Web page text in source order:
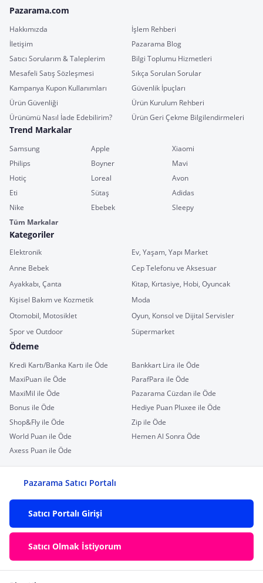
Pazarama.com
Hakkımızda
İşlem Rehberi
İletişim
Pazarama Blog
Satıcı Sorularım & Taleplerim
Bilgi Toplumu Hizmetleri
Mesafeli Satış Sözleşmesi
Sıkça Sorulan Sorular
Kampanya Kupon Kullanımları
Güvenlik İpuçları
Ürün Güvenliği
Ürün Kurulum Rehberi
Ürünümü Nasıl İade Edebilirim?
Ürün Geri Çekme Bilgilendirmeleri
Trend Markalar
Samsung Apple
Xiaomi
Philips
Boyner
Mavi
Hotiç
Loreal
Avon
Eti
Sütaş
Adidas
Nike
Ebebek
Sleepy
Tüm Markalar
Kategoriler
Elektronik
Ev, Yaşam, Yapı Market
Anne Bebek
Cep Telefonu ve Aksesuar
Ayakkabı, Çanta
Kitap, Kırtasiye, Hobi, Oyuncak
Kişisel Bakım ve Kozmetik
Moda
Otomobil, Motosiklet
Oyun, Konsol ve Dijital Servisler
Spor ve Outdoor
Süpermarket
Ödeme
Kredi Kartı/Banka Kartı ile Öde
Bankkart Lira ile Öde
MaxiPuan ile Öde
ParafPara ile Öde
MaxiMil ile Öde
Pazarama Cüzdan ile Öde
Bonus ile Öde
Hediye Puan Pluxee ile Öde
Shop&Fly ile Öde
Zip ile Öde
World Puan ile Öde
Hemen Al Sonra Öde
Axess Puan ile Öde
Pazarama Satıcı Portalı
Satıcı Portalı Girişi
Satıcı Olmak İstiyorum